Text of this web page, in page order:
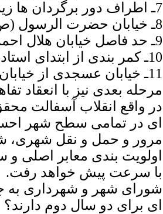
7ـ اطراف دور برگردان ها زیر گذر و ورودی میدان معلم
8ـ خیابان حضرت الرسول (ص) تا رو به روی بنیاد شهید دو طرف
9ـ حد فاصل خیابان هلال احمر تا پایگاه بهداشتی شماره 3 خیابان
10ـ کمر بندی از ابتدای استادیوم تا دور میدان 7 تیر
11ـ خیابان عسجدی از
در واقع انقلاب آسفالت
ای در تمامی سطح شهر
مرور و حمل و نقل شهری،
اولویت بندی معابر اصلی
با سرعت پیش خواهد رفت.
شورای شهر و شهرداری به
ای برای دو سال دوم دارند؟